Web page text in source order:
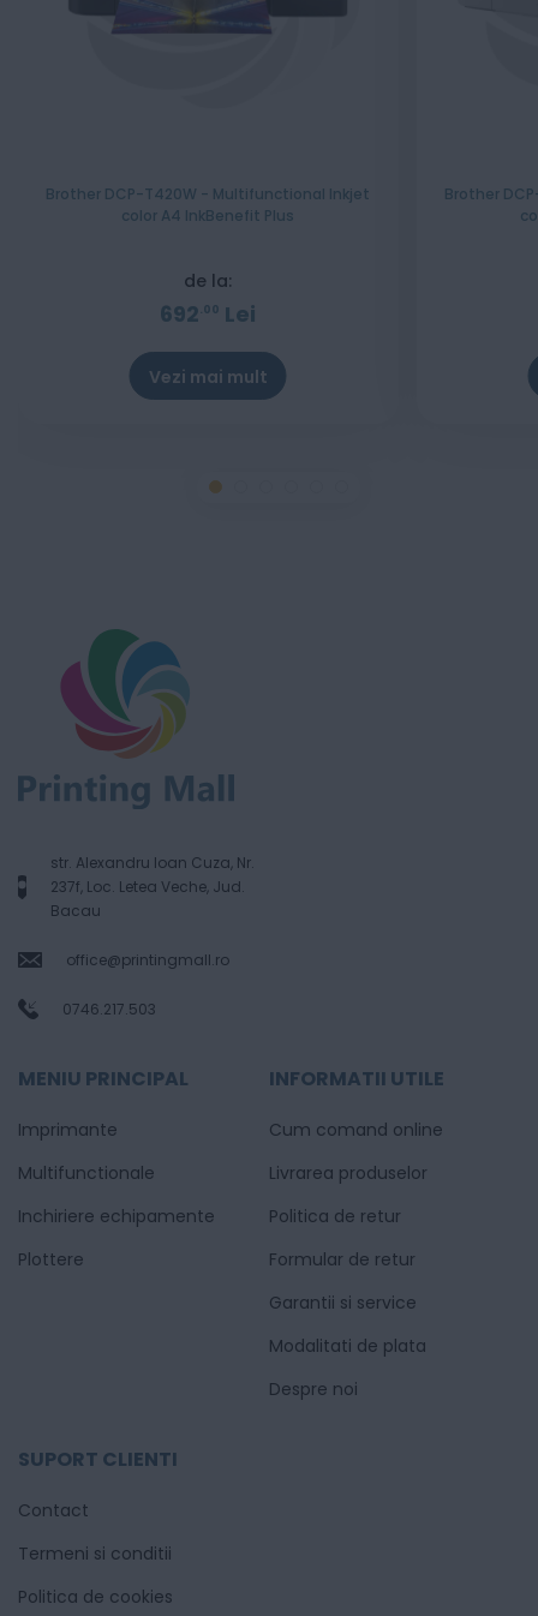
Brother DCP-T420W - Multifunctional Inkjet
color A4 InkBenefit Plus
de la:
692 00 Lei
Vezi mai mult
Brother
str. Alexandru Ioan Cuza, Nr.
237f, Loc. Letea Veche, Jud.
Bacau
office@printingmall.ro
0746.217.503
MENIU PRINCIPAL
Imprimante
Multifunctionale
Inchiriere echipamente
Plottere
INFORMATII UTILE
Cum comand online
Livrarea produselor
Politica de retur
Formular de retur
Garantii si service
Modalitati de plata
Despre noi
SUPORT CLIENTI
Contact
Termeni si conditii
Politica de cookies